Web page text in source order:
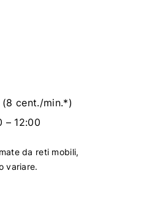
(8 cent./min.*)
– 12:00
da reti mobili,
variare.